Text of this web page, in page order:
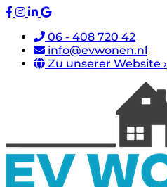
06 - 408 720 42
info@evwonen.nl
Zu unserer Website ›